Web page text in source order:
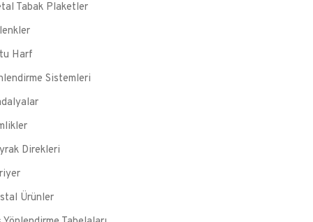
Tabak Plaketler
Harf
Sistemleri
Direkleri
Ürünler